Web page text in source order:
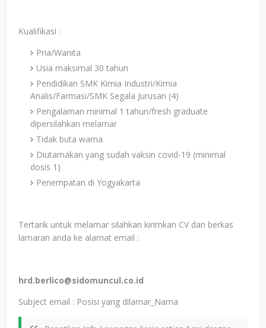
Kualifikasi :
Pria/Wanita
Usia maksimal 30 tahun
Pendidikan SMK Kimia Industri/Kimia
Analis/Farmasi/SMK Segala Jurusan (4)
Pengalaman minimal 1 tahun/fresh graduate
dipersilahkan melamar
Tidak buta warna
Diutamakan yang sudah vaksin covid-19 (minimal
dosis 1)
Penempatan di Yogyakarta
Tertarik untuk melamar silahkan kirimkan CV dan berkas
lamaran anda ke alamat email :
hrd.berlico@sidomuncul.co.id
Subject email : Posisi yang dilamar_Nama